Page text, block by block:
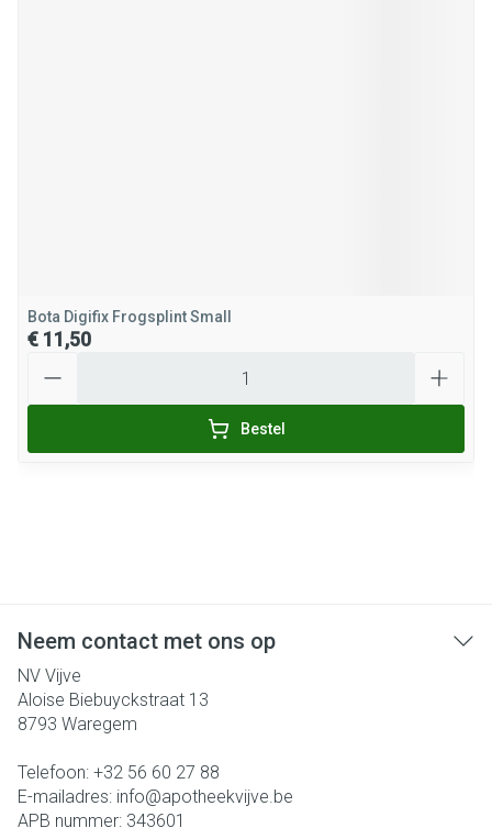
Bota Digifix Frogsplint Small
€ 11,50
Bestel
Neem contact met ons op
NV Vijve
Aloise Biebuyckstraat 13
8793 Waregem
Telefoon: +32 56 60 27 88
E-mailadres: info@apotheekvijve.be
APB nummer: 343601